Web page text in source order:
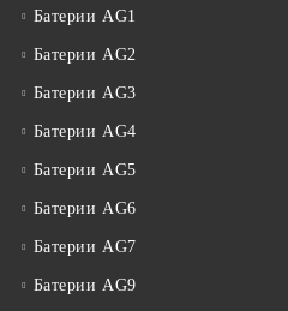
Батерии AG1
Батерии AG2
Батерии AG3
Батерии AG4
Батерии AG5
Батерии AG6
Батерии AG7
Батерии AG9